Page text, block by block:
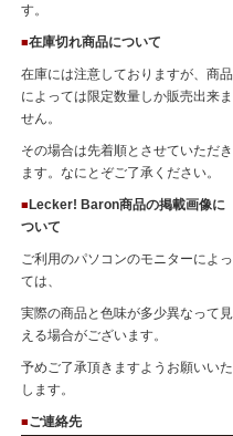
す。
■在庫切れ商品について
在庫には注意しておりますが、商品
によっては限定数量しか販売出来ま
せん。
その場合は先着順とさせていただき
ます。なにとぞご了承ください。
■Lecker! Baron商品の掲載画像に
ついて
ご利用のパソコンのモニターによっ
ては、
実際の商品と色味が多少異なって見
える場合がございます。
予めご了承頂きますようお願いいた
します。
■ご連絡先